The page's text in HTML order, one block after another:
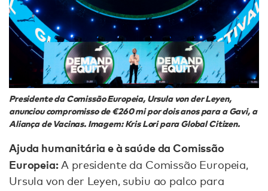
Presidente da Comissão Europeia, Ursula von der Leyen,
anunciou compromisso de €260 mi por dois anos para a Gavi, a
Aliança de Vacinas. Imagem: Kris Lori para Global Citizen.
Ajuda humanitária e à saúde da Comissão
Europeia:A presidente da Comissão Europeia,
Ursula von der Leyen, subiu ao palco para